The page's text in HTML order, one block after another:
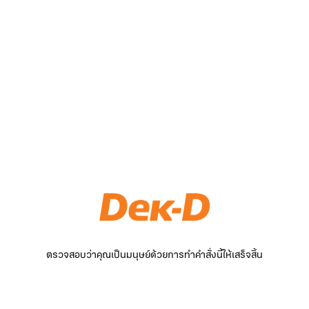
ตรวจสอบว่าคุณเป็นมนุษย์ด้วยการทำคำสั่งนี้ให้เสร็จสิ้น